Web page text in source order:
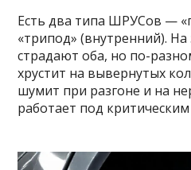
Есть два типа ШРУСов —
«трипод» (внутренний).
страдают оба, но по-
хрустит на вывернутых
шумит при разгоне и на
работает под